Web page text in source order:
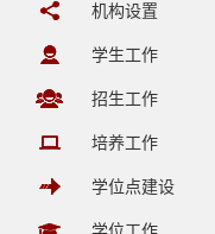
机构设置
学生工作
招生工作
培养工作
学位点建设